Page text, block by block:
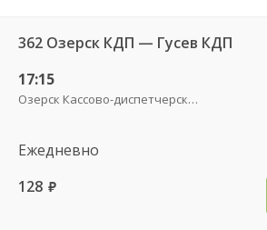
362 Озерск КДП — Гусев КДП
17:15
Озерск Кассово-диспетчерский пункт
Ежедневно
128 руб.